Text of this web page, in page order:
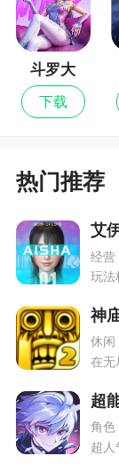
游戏特色
1、精彩
2、简约
险的乐趣
地牢探险队中
4、打造
5、完成
藏，打怪还能
小编评价
1、我的
斗罗大
陆：猎魂
世界
下载
热门推荐
艾
经营
玩法
神
休闲
在无
超
角色
超人